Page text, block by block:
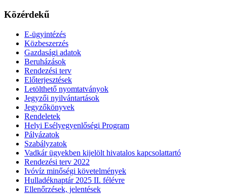
Közérdekű
E-ügyintézés
Közbeszerzés
Gazdasági adatok
Beruházások
Rendezési terv
Előterjesztések
Letölthető nyomtatványok
Jegyzői nyilvántartások
Jegyzőkönyvek
Rendeletek
Helyi Esélyegyenlőségi Program
Pályázatok
Szabályzatok
Vadkár ügyekben kijelölt hivatalos kapcsolattartó
Rendezési terv 2022
Ivóvíz minőségi követelmények
Hulladéknaptár 2025 II. félévre
Ellenőrzések, jelentések